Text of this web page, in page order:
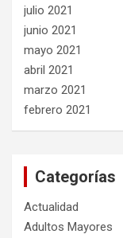
julio 2021
junio 2021
mayo 2021
abril 2021
marzo 2021
febrero 2021
Categorías
Actualidad
Adultos Mayores